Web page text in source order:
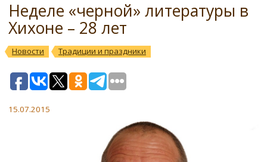
Неделе «черной» литературы в
Хихоне – 28 лет
Новости Традиции и праздники
15.07.2015